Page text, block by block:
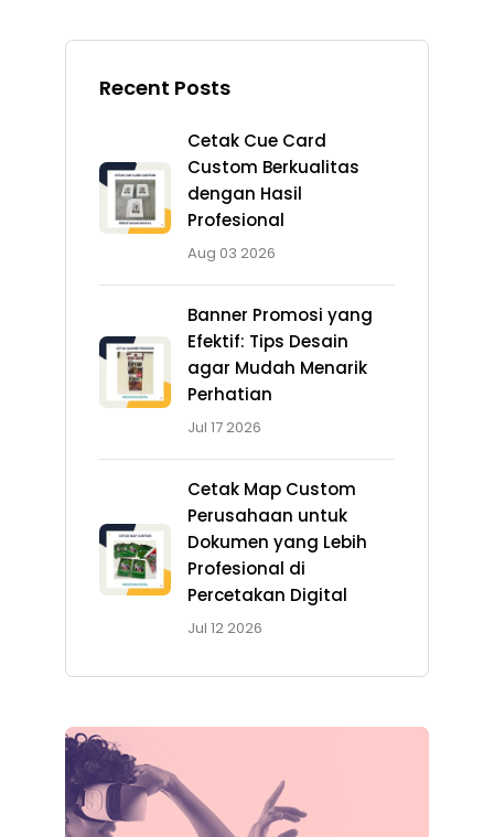
Recent Posts
Cetak Cue Card
Custom Berkualitas
dengan Hasil
Profesional
Aug 03 2026
Banner Promosi yang
Efektif: Tips Desain
agar Mudah Menarik
Perhatian
Jul 17 2026
Cetak Map Custom
Perusahaan untuk
Dokumen yang Lebih
Profesional di
Percetakan Digital
Jul 12 2026